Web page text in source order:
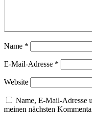
Name *
E-Mail-Adresse *
Website
Name, E-Mail-Adresse
meinen nächsten